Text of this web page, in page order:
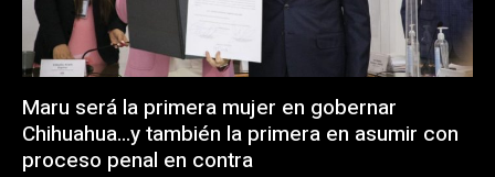
Maru será la primera mujer en gobernar
Chihuahua…y también la primera en asumir con
proceso penal en contra